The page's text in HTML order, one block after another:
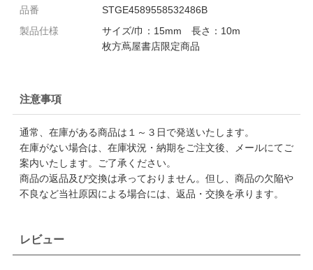
品番
STGE4589558532486B
製品仕様
サイズ/巾：15mm 長さ：10m
枚方蔦屋書店限定商品
注意事項
通常、在庫がある商品は１～３日で発送いたします。
在庫がない場合は、在庫状況・納期をご注文後、メールにてご
案内いたします。ご了承ください。
商品の返品及び交換は承っておりません。但し、商品の欠陥や
不良など当社原因による場合には、返品・交換を承ります。
レビュー